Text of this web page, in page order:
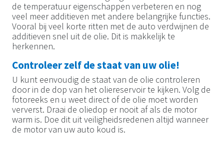
de temperatuur eigenschappen verbeteren en nog
veel meer additieven met andere belangrijke functies.
Vooral bij veel korte ritten met de auto verdwijnen de
additieven snel uit de olie. Dit is makkelijk te
herkennen.
Controleer zelf de staat van uw olie!
U kunt eenvoudig de staat van de olie controleren
door in de dop van het oliereservoir te kijken. Volg de
fotoreeks en u weet direct of de olie moet worden
ververst. Draai de oliedop er nooit af als de motor
warm is. Doe dit uit veiligheidsredenen altijd wanneer
de motor van uw auto koud is.